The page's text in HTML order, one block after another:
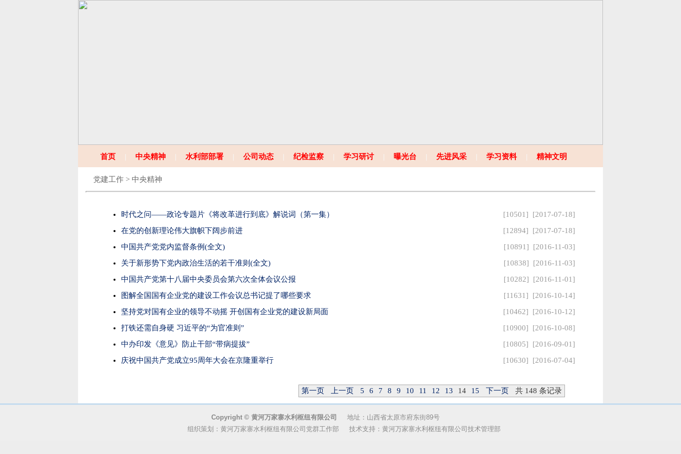
首页 | 中央精神 | 水利部部署 | 公司动态 | 纪检监察 | 学习研讨 | 曝光台 | 先进风采 | 学习资料 | 精神文明
党建工作 > 中央精神
时代之问——政论专题片《将改革进行到底》解说词（第一集）
[10501] [2017-07-18]
在党的创新理论伟大旗帜下阔步前进
[12894] [2017-07-18]
中国共产党党内监督条例(全文)
[10891] [2016-11-03]
关于新形势下党内政治生活的若干准则(全文)
[10838] [2016-11-03]
中国共产党第十八届中央委员会第六次全体会议公报
[10282] [2016-11-01]
图解全国国有企业党的建设工作会议总书记提了哪些要求
[11631] [2016-10-14]
坚持党对国有企业的领导不动摇 开创国有企业党的建设新局面
[10462] [2016-10-12]
打铁还需自身硬 习近平的“为官准则”
[10900] [2016-10-08]
中办印发《意见》防止干部“带病提拔”
[10805] [2016-09-01]
庆祝中国共产党成立95周年大会在京隆重举行
[10630] [2016-07-04]
第一页 上一页 5 6 7 8 9 10 11 12 13 14 15 下一页 共 148 条记录
Copyright © 黄河万家寨水利枢纽有限公司
地址：山西省太原市府东街89号
组织策划：黄河万家寨水利枢纽有限公司党群工作部 技术支持：黄河万家寨水利枢纽有限公司技术管理部